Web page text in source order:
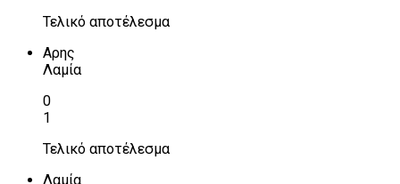
Τελικό αποτέλεσμα
Αρης
Λαμία
0
1
Τελικό αποτέλεσμα
Λαμία